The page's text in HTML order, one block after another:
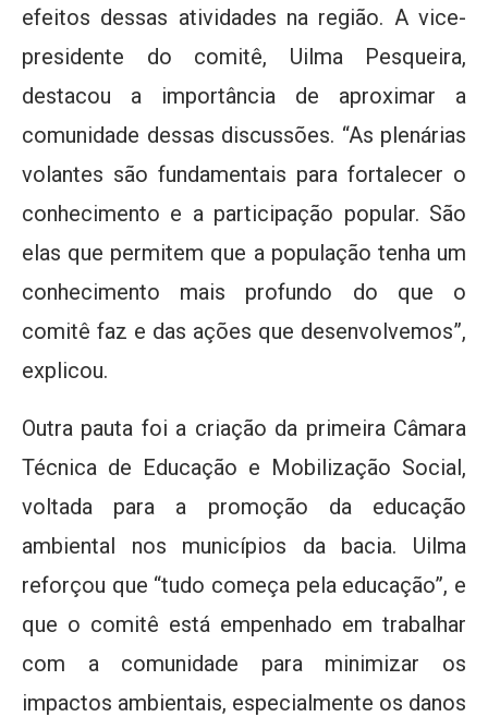
efeitos dessas atividades na região. A vice-
presidente do comitê, Uilma Pesqueira,
destacou a importância de aproximar a
comunidade dessas discussões. “As plenárias
volantes são fundamentais para fortalecer o
conhecimento e a participação popular. São
elas que permitem que a população tenha um
conhecimento mais profundo do que o
comitê faz e das ações que desenvolvemos”,
explicou.
Outra pauta foi a criação da primeira Câmara
Técnica de Educação e Mobilização Social,
voltada para a promoção da educação
ambiental nos municípios da bacia. Uilma
reforçou que “tudo começa pela educação”, e
que o comitê está empenhado em trabalhar
com a comunidade para minimizar os
impactos ambientais, especialmente os danos